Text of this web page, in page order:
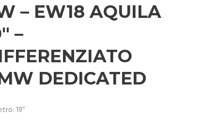
– EW18 AQUILA
–
DEDICATED
19″